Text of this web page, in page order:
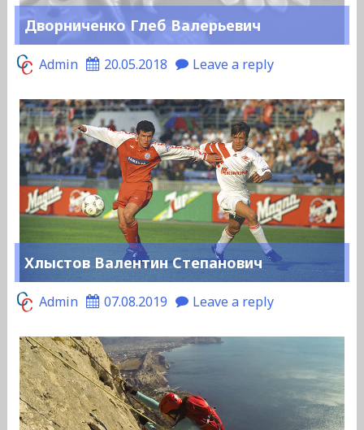
Дворниченко Глеб Валерьевич
Admin 20.05.2018 Leave a reply
Хлыстов Валентин Степанович
Admin 07.08.2019 Leave a reply